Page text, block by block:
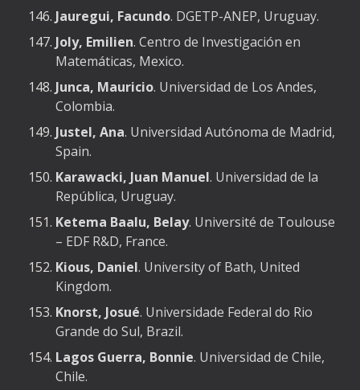
Jauregui, Facundo. DGETP-ANEP, Uruguay.
Joly, Emilien. Centro de Investigación en
Matemáticas, Mexico.
Junca, Mauricio. Universidad de Los Andes,
Colombia.
Justel, Ana. Universidad Autónoma de Madrid,
Spain.
Karawacki, Juan Manuel. Universidad de la
República, Uruguay.
Ketema Baalu, Belay. Université de Toulouse
– EDF R&D, France.
Kious, Daniel. University of Bath, United
Kingdom.
Knorst, Josué. Universidade Federal do Rio
Grande do Sul, Brazil.
Lagos Guerra, Bonnie. Universidad de Chile,
Chile.